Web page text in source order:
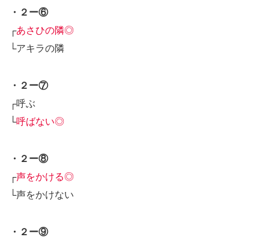
・２ー⑥
┌あさひの隣◎
└アキラの隣
・２ー⑦
┌呼ぶ
└呼ばない◎
・２ー⑧
┌声をかける◎
└声をかけない
・２ー⑨